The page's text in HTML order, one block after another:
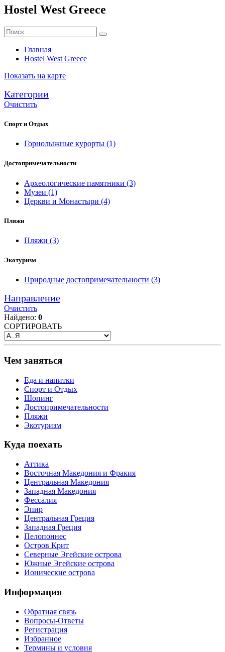
Hostel West Greece
Главная
Hostel West Greece
Показать на карте
Категории
Очистить
Спорт и Отдых
Горнолыжные курорты (1)
Достопримечательности
Археологические памятники (3)
Музеи (1)
Церкви и Монастыри (4)
Пляжи
Пляжи (3)
Экотуризм
Природные достопримечательности (3)
Направление
Очистить
Найдено: 0
СОРТИРОВАТЬ
Чем заняться
Еда и напитки
Спорт и Отдых
Шопинг
Достопримечательности
Пляжи
Экотуризм
Куда поехать
Аттика
Восточная Македония и Фракия
Центральная Македония
Западная Македония
Фессалия
Эпир
Центральная Греция
Западная Греция
Пелопоннес
Остров Крит
Северные Эгейские острова
Южные Эгейские острова
Ионические острова
Информация
Обратная связь
Вопросы-Ответы
Регистрация
Избранное
Термины и условия